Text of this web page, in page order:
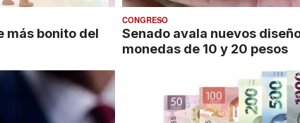
más bonito del
CONGRESO
Senado avala nuevos
monedas de 10 y 20 pesos